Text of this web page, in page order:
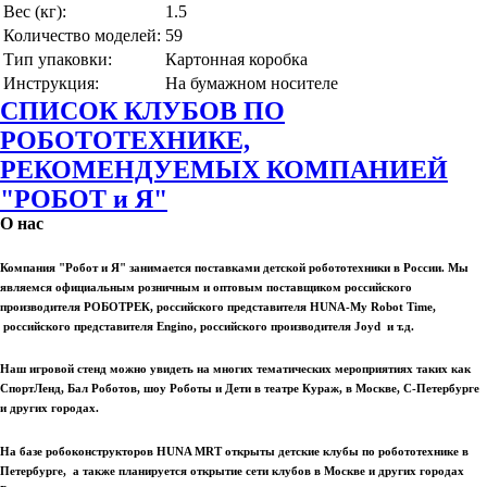
Вес (кг):
1.5
Количество моделей: 59
Тип упаковки:
Картонная коробка
Инструкция:
На бумажном носителе
СПИСОК КЛУБОВ ПО
РОБОТОТЕХНИКЕ,
РЕКОМЕНДУЕМЫХ КОМПАНИЕЙ
"РОБОТ и Я"
О нас
Компания "Робот и Я" занимается поставками детской робототехники в России. Мы
являемся официальным розничным и оптовым поставщиком российского
производителя РОБОТРЕК, российского представителя HUNA-My Robot Time,
российского представителя Engino, российского производителя Joyd и т.д.
Наш игровой стенд можно увидеть на многих тематических мероприятиях таких как
СпортЛенд, Бал Роботов, шоу Роботы и Дети в театре Кураж, в Москве, С-Петербурге
и других городах.
На базе робоконструкторов HUNA MRT открыты детские клубы по робототехнике в
Петербурге, а также планируется открытие сети клубов в Москве и других городах